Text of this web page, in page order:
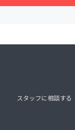
スタッフに相談する